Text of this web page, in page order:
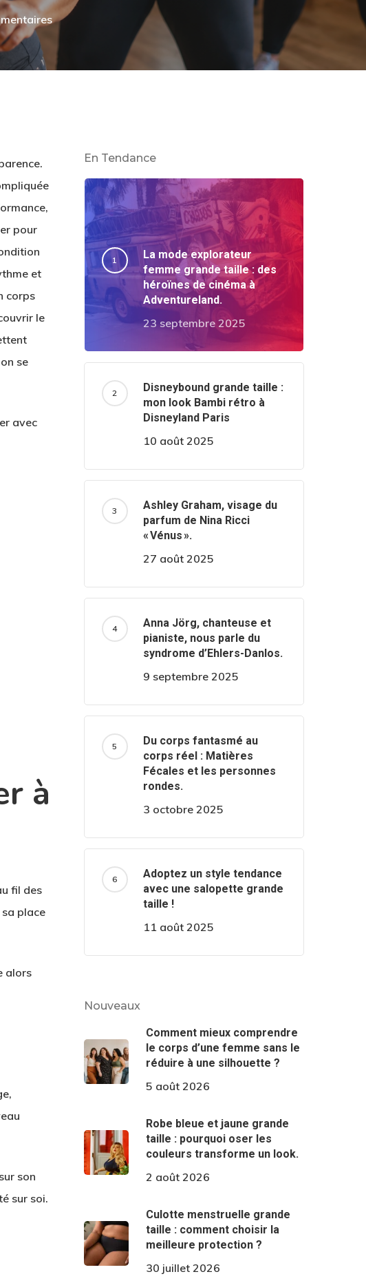
pour
et
corps
le
se
avec
à
fil des
place
alors
son
sur soi.
En Tendance
La mode explorateur
femme grande taille : des
héroïnes de cinéma à
Adventureland.
23 septembre 2025
Disneybound grande taille :
mon look Bambi rétro à
Disneyland Paris
10 août 2025
Ashley Graham, visage du
parfum de Nina Ricci
« Vénus ».
27 août 2025
Anna Jörg, chanteuse et
pianiste, nous parle du
syndrome d’Ehlers-Danlos.
9 septembre 2025
Du corps fantasmé au
corps réel : Matières
Fécales et les personnes
rondes.
3 octobre 2025
Adoptez un style tendance
avec une salopette grande
taille !
11 août 2025
Nouveaux
Comment mieux comprendre
le corps d’une femme sans le
réduire à une silhouette ?
5 août 2026
Robe bleue et jaune grande
taille : pourquoi oser les
couleurs transforme un look.
2 août 2026
Culotte menstruelle grande
taille : comment choisir la
meilleure protection ?
30 juillet 2026